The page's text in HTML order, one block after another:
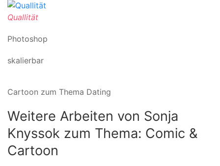
Quallität
Photoshop
skalierbar
Cartoon zum Thema Dating
Weitere Arbeiten von Sonja
Knyssok zum Thema: Comic &
Cartoon